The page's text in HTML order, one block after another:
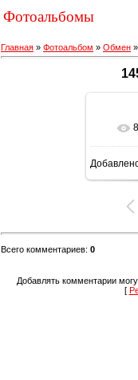
Фотоальбомы
Главная » Фотоальбом » Обмен
Всего комментариев: 0
Добавлять комментарии
[